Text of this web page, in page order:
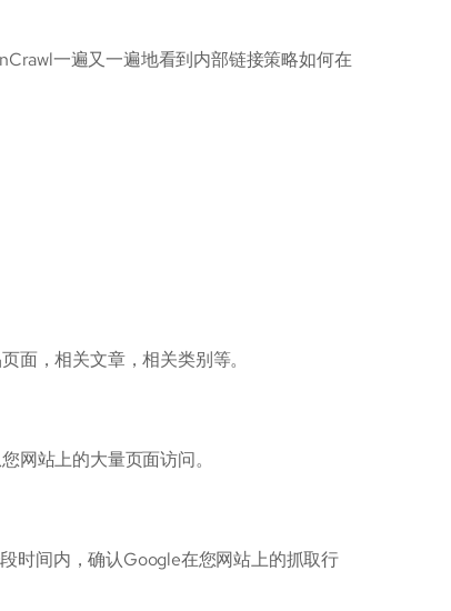
一遍又一遍地看到内部链接策略如何在
面，相关文章，相关类别等。
网站上的大量页面访问。
时间内，确认Google在您网站上的抓取行